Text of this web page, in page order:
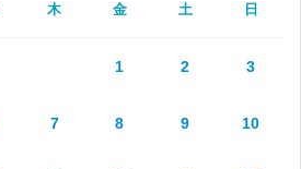
木 金 土 日
1 2 3
7 8 9 10